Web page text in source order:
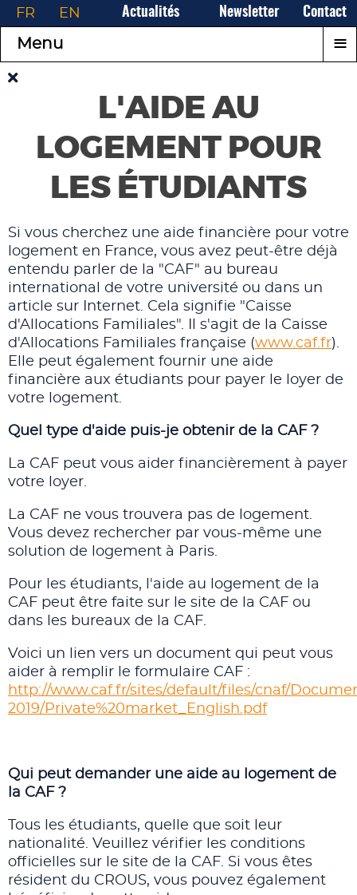
Actualités Newsletter Contact
FR EN
Menu ≡
L'AIDE AU
LOGEMENT POUR
LES ÉTUDIANTS
Si vous cherchez une aide financière pour votre
logement en France, vous avez peut-être déjà
entendu parler de la "CAF" au bureau
international de votre université ou dans un
article sur Internet. Cela signifie "Caisse
d'Allocations Familiales". Il s'agit de la Caisse
d'Allocations Familiales française (www.caf.fr).
Elle peut également fournir une aide
financière aux étudiants pour payer le loyer de
votre logement.
Quel type d'aide puis-je obtenir de la CAF ?
La CAF peut vous aider financièrement à payer
votre loyer.
La CAF ne vous trouvera pas de logement.
Vous devez rechercher par vous-même une
solution de logement à Paris.
Pour les étudiants, l'aide au logement de la
CAF peut être faite sur le site de la CAF ou
dans les bureaux de la CAF.
Voici un lien vers un document qui peut vous
aider à remplir le formulaire CAF :
http://www.caf.fr/sites/default/files/cnaf/
2019/Private%20market_English.pdf
Qui peut demander une aide au logement de
la CAF ?
Tous les étudiants, quelle que soit leur
nationalité. Veuillez vérifier les conditions
officielles sur le site de la CAF. Si vous êtes
résident du CROUS, vous pouvez également